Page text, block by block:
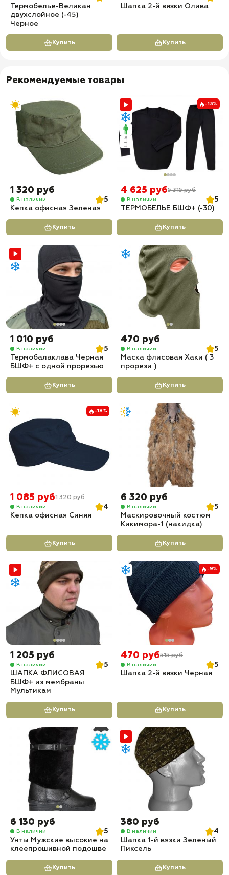
Термобелье-Великан
двухслойное (-45)
Черное
Купить
Шапка 2-й вязки Олива
Купить
Рекомендуемые товары
1 320 руб
В наличии
5
Кепка офисная Зеленая
Купить
-13%
4 625 руб5 315 руб
В наличии
5
ТЕРМОБЕЛЬЕ БШФ+ (-30)
Купить
1 010 руб
В наличии
5
Термобалаклава Черная
БШФ+ с одной прорезью
Купить
470 руб
В наличии
5
Маска флисовая Хаки ( 3
прорези )
Купить
-18%
1 085 руб1 320 руб
В наличии
4
Кепка офисная Синяя
Купить
6 320 руб
В наличии
5
Маскировочный костюм
Кикимора-1 (накидка)
Купить
1 205 руб
В наличии
5
ШАПКА ФЛИСОВАЯ
БШФ+ из мембраны
Мультикам
Купить
-9%
470 руб515 руб
В наличии
5
Шапка 2-й вязки Черная
Купить
6 130 руб
В наличии
5
Унты Мужские высокие на
клеепрошивной подошве
Купить
380 руб
В наличии
4
Шапка 1-й вязки Зеленый
Пиксель
Купить